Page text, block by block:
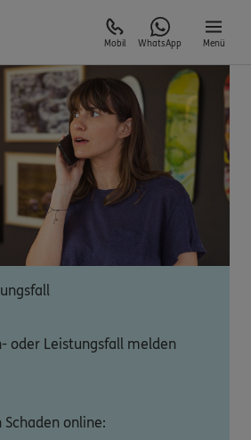
Mobil WhatsApp Menü
oder Leistungsfall melden
online: